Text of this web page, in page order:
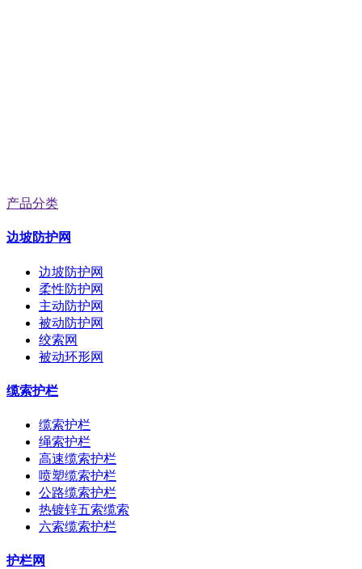
产品分类
边坡防护网
边坡防护网
柔性防护网
主动防护网
被动防护网
绞索网
被动环形网
缆索护栏
缆索护栏
绳索护栏
高速缆索护栏
喷塑缆索护栏
公路缆索护栏
热镀锌五索缆索
六索缆索护栏
护栏网